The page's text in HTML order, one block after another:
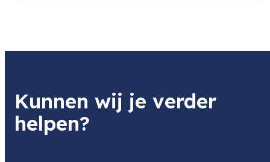
Kunnen wij je verder
helpen?